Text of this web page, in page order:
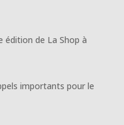
édition de La Shop à
importants pour le